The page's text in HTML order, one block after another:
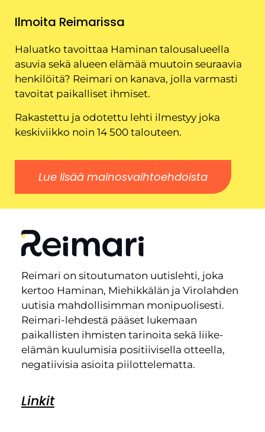
Ilmoita Reimarissa
Haluatko tavoittaa Haminan talousalueella
asuvia sekä alueen elämää muutoin seuraavia
henkilöitä? Reimari on kanava, jolla varmasti
tavoitat paikalliset ihmiset.
Rakastettu ja odotettu lehti ilmestyy joka
keskiviikko noin 14 500 talouteen.
Lue lisää mainosvaihtoehdoista
Reimari on sitoutumaton uutislehti, joka
kertoo Haminan, Miehikkälän ja Virolahden
uutisia mahdollisimman monipuolisesti.
Reimari-lehdestä pääset lukemaan
paikallisten ihmisten tarinoita sekä liike-
elämän kuulumisia positiivisella otteella,
negatiivisia asioita piilottelematta.
Linkit